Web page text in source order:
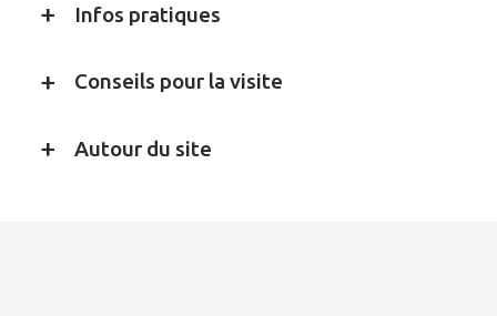
Infos pratiques
Conseils pour la visite
Autour du site